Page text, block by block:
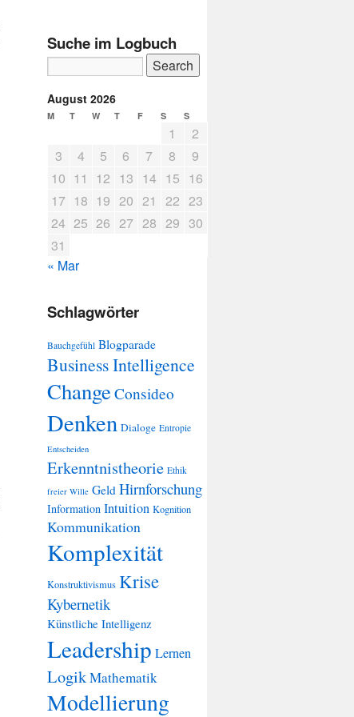
Suche im Logbuch
August 2026
M T W T F S S
1
2
3
4 5 6 7 8
9
10 11 12 13 14 15 16
17 18 19 20 21 22 23
24 25 26 27 28 29 30
31
« Mar
Schlagwörter
Bauchgefühl Blogparade
Business Intelligence
Change Consideo
Denken Dialoge Entropie
Entscheiden
Erkenntnistheorie Ethik
freier Wille Geld Hirnforschung
Information Intuition Kognition
Kommunikation
Komplexität
Konstruktivismus Krise
Kybernetik
Künstliche Intelligenz
Leadership Lernen
LogikMathematik
Modellierung